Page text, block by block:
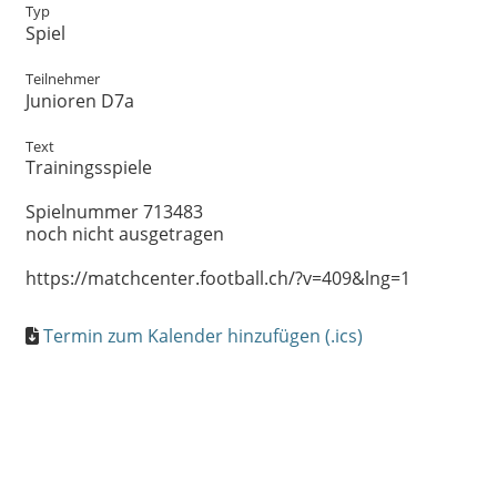
Typ
Spiel
Teilnehmer
Junioren D7a
Text
Trainingsspiele
Spielnummer 713483
noch nicht ausgetragen
https://matchcenter.football.ch/?v=409&lng=1
Termin zum Kalender hinzufügen (.ics)